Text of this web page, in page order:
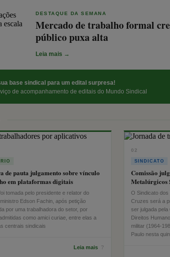
DESTAQUE DA SEMANA
Mercado de trabalho formal
público puxa alta
Leia mais →
base sindical para um edital surpresa!
de acompanhamento de editais do Mundo Sindical
de pauta julgamento sobre vínculo
em plataformas digitais
tomada pelo presidente e relator do
Edson Fachin, após petição
por uma trabalhadora do setor, por
como amici curiae, entre elas a
centrais sindicais
Leia mais ?
02
SINDICATO
Comissão
Metalúrgicos
O Sindicato dos
Cruzes será a
ser julgada pela
Direitos
militar (1964-
Paulo nesta